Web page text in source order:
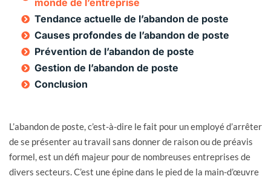
L’abandon de poste, c’est-à-dire le fait pour un employé d’arrêter
de se présenter au travail sans donner de raison ou de préavis
formel, est un défi majeur pour de nombreuses entreprises de
divers secteurs. C’est une épine dans le pied de la main-d’œuvre
monde de l’entreprise
Tendance actuelle de l’abandon de poste
Causes profondes de l’abandon de poste
Prévention de l’abandon de poste
Gestion de l’abandon de poste
Conclusion